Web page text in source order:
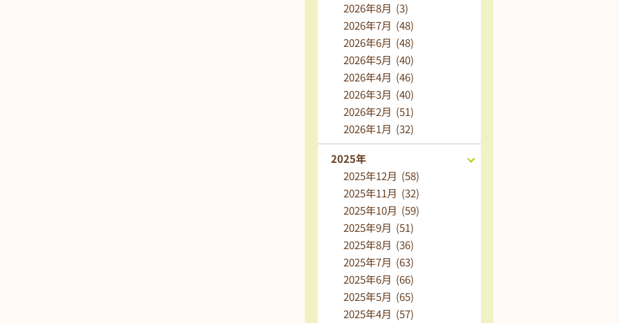
2026年8月 (3)
2026年7月 (48)
2026年6月 (48)
2026年5月 (40)
2026年4月 (46)
2026年3月 (40)
2026年2月 (51)
2026年1月 (32)
2025年
2025年12月 (58)
2025年11月 (32)
2025年10月 (59)
2025年9月 (51)
2025年8月 (36)
2025年7月 (63)
2025年6月 (66)
2025年5月 (65)
2025年4月 (57)